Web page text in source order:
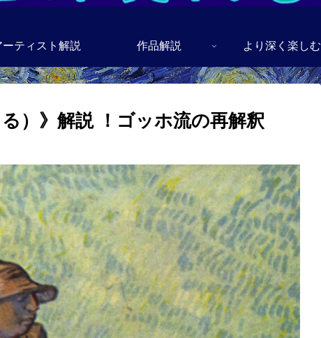
ーティスト解説 作品解説 より深く楽しむ
）》解説 ！ゴッホ流の再解釈